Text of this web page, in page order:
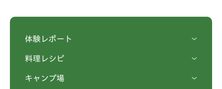
体験レポート
料理レシピ
キャンプ場